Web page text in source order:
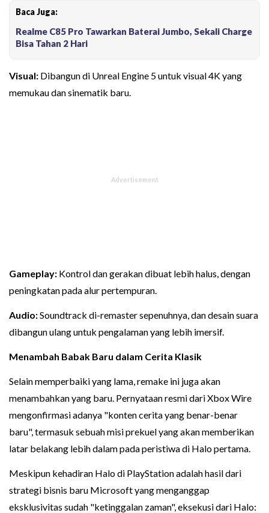
Baca Juga:
Realme C85 Pro Tawarkan Baterai Jumbo, Sekali Charge
Bisa Tahan 2 Hari
Visual: Dibangun di Unreal Engine 5 untuk visual 4K yang
memukau dan sinematik baru.
Gameplay: Kontrol dan gerakan dibuat lebih halus, dengan
peningkatan pada alur pertempuran.
Audio:Soundtrack di-remaster sepenuhnya, dan desain suara
dibangun ulang untuk pengalaman yang lebih imersif.
Menambah Babak Baru dalam Cerita Klasik
Selain memperbaiki yang lama, remake ini juga akan
menambahkan yang baru. Pernyataan resmi dari Xbox Wire
mengonfirmasi adanya "konten cerita yang benar-benar
baru", termasuk sebuah misi prekuel yang akan memberikan
latar belakang lebih dalam pada peristiwa di Halo pertama.
Meskipun kehadiran Halo di PlayStation adalah hasil dari
strategi bisnis baru Microsoft yang menganggap
eksklusivitas sudah "ketinggalan zaman", eksekusi dari Halo: